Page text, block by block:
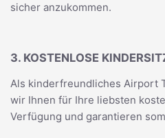
sicher anzukommen.
3. KOSTENLOSE
Als kinderfreundliches Airport
wir Ihnen für Ihre liebsten
Verfügung und garantieren